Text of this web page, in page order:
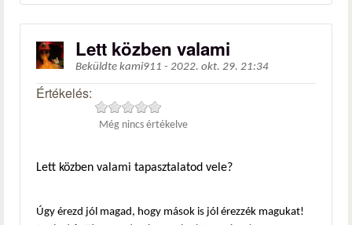
Lett közben valami
Beküldte kami911 - 2022. okt. 29. 21:34
Értékelés:
Még nincs értékelve
Lett közben valami tapasztalatod vele?
Úgy érezd jól magad, hogy mások is jól érezzék magukat!